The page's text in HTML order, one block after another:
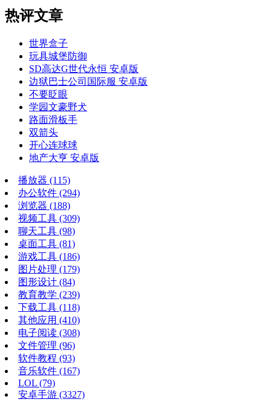
热评文章
世界盒子
玩具城堡防御
SD高达G世代永恒 安卓版
边狱巴士公司国际服 安卓版
不要眨眼
学园文豪野犬
路面滑板手
双箭头
开心连球球
地产大亨 安卓版
播放器 (115)
办公软件 (294)
浏览器 (188)
视频工具 (309)
聊天工具 (98)
桌面工具 (81)
游戏工具 (186)
图片处理 (179)
图形设计 (84)
教育教学 (239)
下载工具 (118)
其他应用 (410)
电子阅读 (308)
文件管理 (96)
软件教程 (93)
音乐软件 (167)
LOL (79)
安卓手游 (3327)